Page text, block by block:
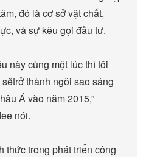
đó là cơ sở vật chất,
và sự kêu gọi đầu tư.
này cùng một lúc thì tôi
thành ngôi sao sáng
Á vào năm 2015,”
nói.
thức trong phát triển công